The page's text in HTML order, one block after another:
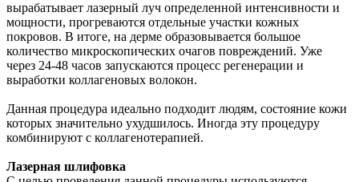
вырабатывает лазерный луч определенной интенсивности и
мощности, прогреваются отдельные участки кожных
покровов. В итоге, на дерме образовывается большое
количество микроскопических очагов повреждений. Уже
через 24-48 часов запускаются процесс регенерации и
выработки коллагеновых волокон.
Данная процедура идеально подходит людям, состояние кожи
которых значительно ухудшилось. Иногда эту процедуру
комбинируют с коллагенотерапией.
Лазерная шлифовка